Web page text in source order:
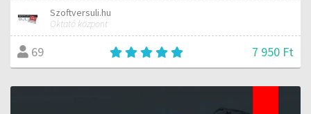
Szoftversuli.hu
Oktató központ
69 7 950 Ft